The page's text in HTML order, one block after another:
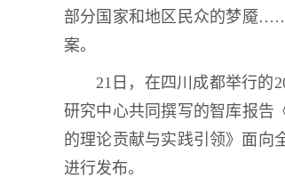
部分国家和地区民众的梦魇
案。
21日，在四川成都举行的
研究中心共同撰写的智库报
的理论贡献与实践引领》面向
进行发布。